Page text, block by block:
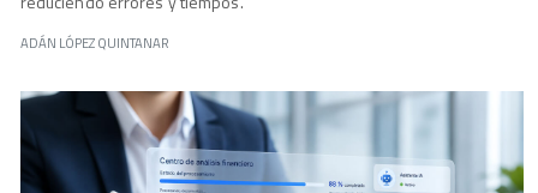
ADÁN LÓPEZ QUINTANAR